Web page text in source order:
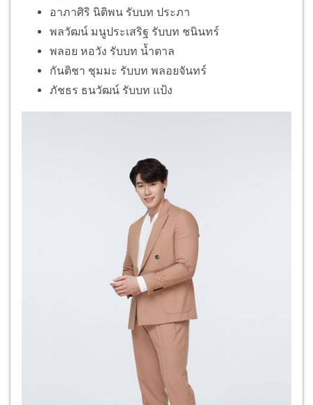
อาภาศิริ นิติพน รับบท ประภา
พลวัฒน์ มนูประเสริฐ รับบท ชนินทร์
พลอย หอวัง รับบท น้ำตาล
กันติชา ชุมมะ รับบท พลอยจันทร์
ภัชธร ธนวัฒน์ รับบท แป้ง